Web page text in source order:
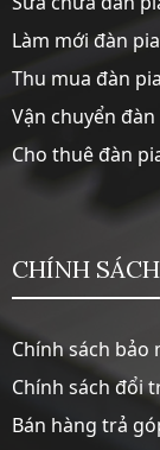
Làm mới đàn
Thu mua đàn
Vận chuyển
Cho thuê đàn
CHÍNH SÁCH
Chính sách bảo
Chính sách đổi
Bán hàng trả